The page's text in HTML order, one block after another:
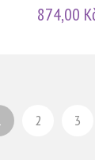
874,00
2 3